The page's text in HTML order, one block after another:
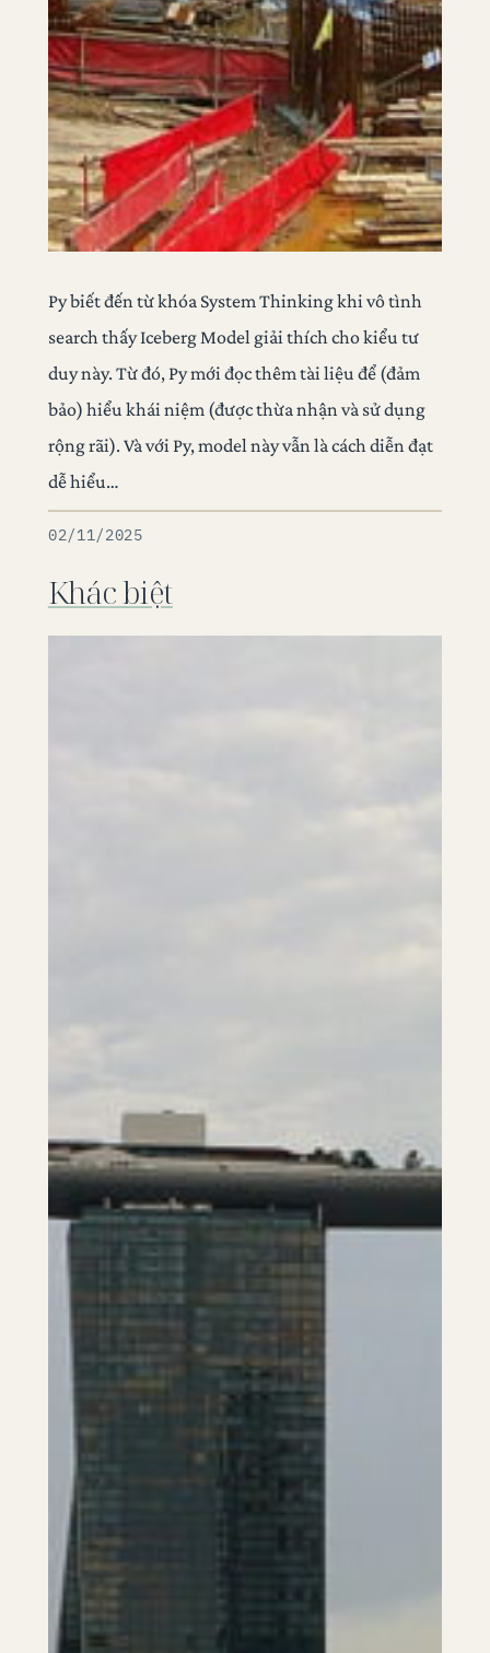
Py biết đến từ khóa System Thinking khi vô tình
search thấy Iceberg Model giải thích cho kiểu tư
duy này. Từ đó, Py mới đọc thêm tài liệu để (đảm
bảo) hiểu khái niệm (được thừa nhận và sử dụng
rộng rãi). Và với Py, model này vẫn là cách diễn đạt
dễ hiểu…
02/11/2025
Khác biệt